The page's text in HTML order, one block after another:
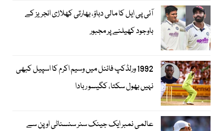
آئی پی ایل کا مالی دباؤ، بھارتی کھلاڑی انجریز کے
باوجود کھیلنے پر مجبور
1992 ورلڈکپ فائنل میں وسیم اکرم کا اسپیل کبھی
نہیں بھول سکتا، کگیسو ربادا
عالمی نمبر ایک جینک سنر سنسناٹی اوپن سے